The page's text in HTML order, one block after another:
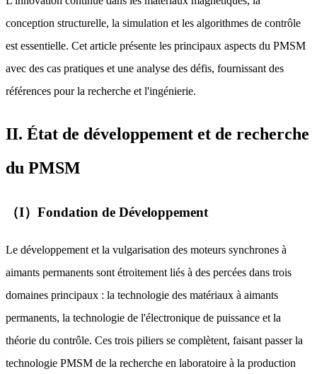
conception structurelle, la simulation et les algorithmes de contrôle
est essentielle. Cet article présente les principaux aspects du PMSM
avec des cas pratiques et une analyse des défis, fournissant des
références pour la recherche et l'ingénierie.
II. État de développement et de recherche
du PMSM
（I）Fondation de Développement
Le développement et la vulgarisation des moteurs synchrones à
aimants permanents sont étroitement liés à des percées dans trois
domaines principaux : la technologie des matériaux à aimants
permanents, la technologie de l'électronique de puissance et la
théorie du contrôle. Ces trois piliers se complètent, faisant passer la
technologie PMSM de la recherche en laboratoire à la production